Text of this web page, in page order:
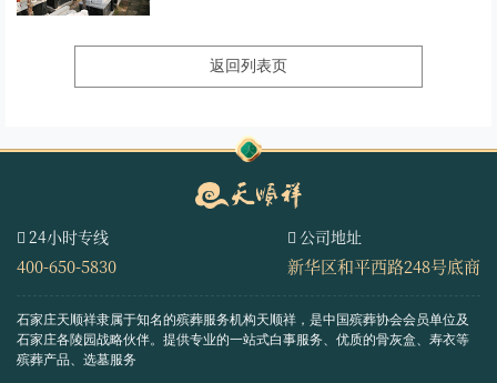
返回列表页
24小时专线
400-650-5830
公司地址
新华区和平西路248号底商
石家庄天顺祥隶属于知名的殡葬服务机构天顺祥，是中国殡葬协会会员单位及
石家庄各陵园战略伙伴。 提供专业的一站式白事服务、优质的骨灰盒、寿衣等
殡葬产品、选墓服务